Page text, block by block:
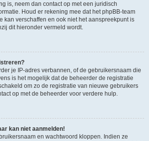
is, neem dan contact op met een juridisch
Houd er rekening mee dat het phpBB-team
kan verschaffen en ook niet het aanspreekpunt is
dit hieronder vermeld wordt.
je IP-adres verbannen, of de gebruikersnaam die
is het mogelijk dat de beheerder de registratie
om zo de registratie van nieuwe gebruikers
op met de beheerder voor verdere hulp.
kan niet aanmelden!
en wachtwoord kloppen. Indien ze